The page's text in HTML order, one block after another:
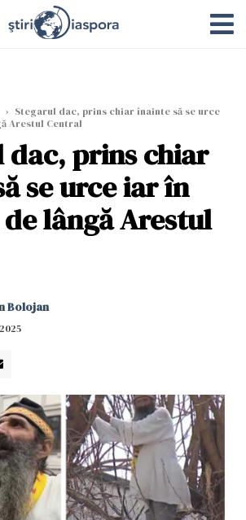
› Stegarul dac, prins chiar înainte să se urce
Arestul Central
dac, prins chiar
se urce iar în
lângă Arestul
Bolojan